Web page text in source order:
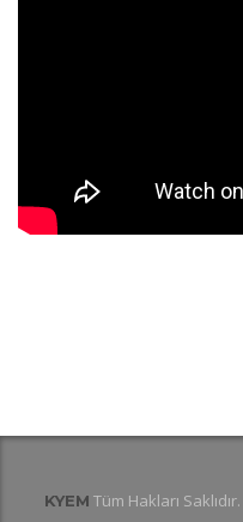
KYEM Tüm Hakları Saklıdır.